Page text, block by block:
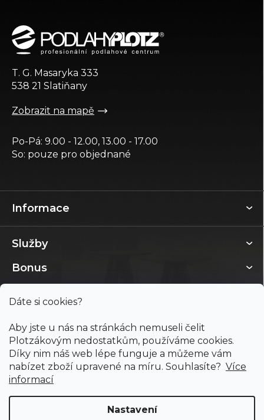
Dáte si cookies?
Aby jste u nás na stránkách nemuseli čelit
Plotzákovým nedostatkům, používáme cookies.
Díky nim náš web lépe funguje a můžeme vám
nabízet zboží upravené na míru. Souhlasíte? Více
informací
Nastavení
Informace
Služby
Bonus
T. G. Masaryka 333
538 21 Slatiňany
Zobrazit na mapě
Po-Pá: 9.00 - 12.00, 13.00 - 17.00
So: pouze pro objednané